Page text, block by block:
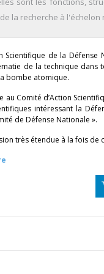
la recherche à l'échelon
Scientifique de la
de la technique
bombe atomique.
au Comité d’Action
intéressant la
de Défense Nationale ».
très étendue à la fois